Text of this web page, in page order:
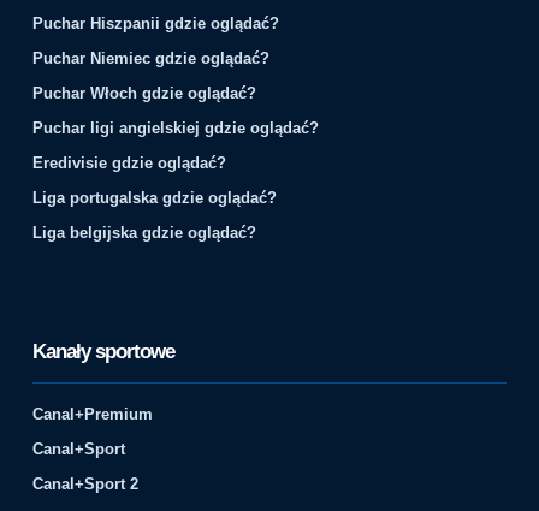
Puchar Hiszpanii gdzie oglądać?
Puchar Niemiec gdzie oglądać?
Puchar Włoch gdzie oglądać?
Puchar ligi angielskiej gdzie oglądać?
Eredivisie gdzie oglądać?
Liga portugalska gdzie oglądać?
Liga belgijska gdzie oglądać?
Kanały sportowe
Canal+Premium
Canal+Sport
Canal+Sport 2